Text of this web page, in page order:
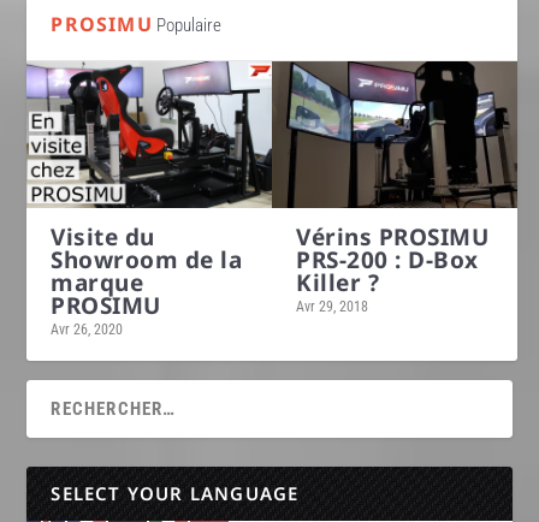
PROSIMU Populaire
Visite du
Showroom de la
marque
PROSIMU
Avr 26, 2020
Vérins PROSIMU
PRS-200 : D-Box
Killer ?
Avr 29, 2018
SELECT YOUR LANGUAGE